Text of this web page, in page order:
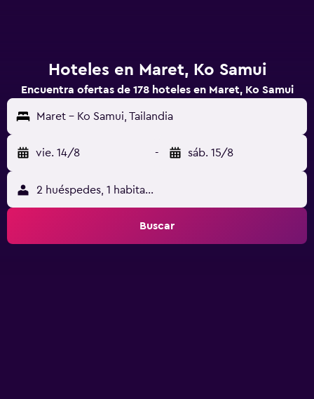
Hoteles en Maret, Ko Samui
Encuentra ofertas de 178 hoteles en Maret, Ko Samui
Maret - Ko Samui, Tailandia
vie. 14/8 - sáb. 15/8
2 huéspedes, 1 habitación
Buscar